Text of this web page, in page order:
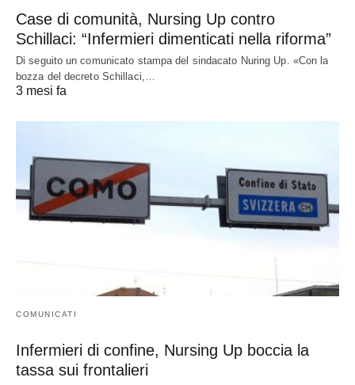
Case di comunità, Nursing Up contro
Schillaci: “Infermieri dimenticati nella riforma”
Di seguito un comunicato stampa del sindacato Nuring Up. «Con la
bozza del decreto Schillaci,…
3 mesi fa
COMUNICATI
Infermieri di confine, Nursing Up boccia la
tassa sui frontalieri